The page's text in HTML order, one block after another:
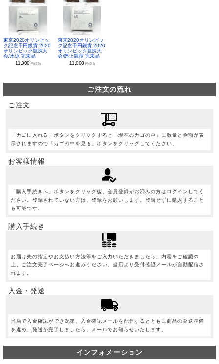
東京2020オリンピッ
ク記念千円銀貨 2020
オリンピック競技大
会/水泳 完未品
11,000円(税別)
東京2020オリンピッ
ク記念千円銀貨 2020
オリンピック競技大
会/陸上競技 完未品
11,000 円(税別)
ご注文の流れ
ご注文
「カゴに入れる」ボタンをクリックすると「現在のカゴの中」に数量と金額が表
示されますので「カゴの中を見る」ボタンをクリックしてください。
お客様情報
「購入手続きへ」ボタンをクリック後、会員登録がお済みの方はログインしてく
ださい。登録されていない方は、登録をお願いします。登録せずに購入すること
も可能です。
購入手続き
お届け先の指定やお支払い方法等をご入力いただきましたら、内容をご確認の
上、ご注文完了ページへお進みください。当店より受付確認メールが自動配信さ
れます。
入金・発送
当店で入金確認ができ次第、入金確認メールを配信するとともに商品の発送準備
を進め、発送が完了しましたら、メールでお知らせいたします。
インフォメーション